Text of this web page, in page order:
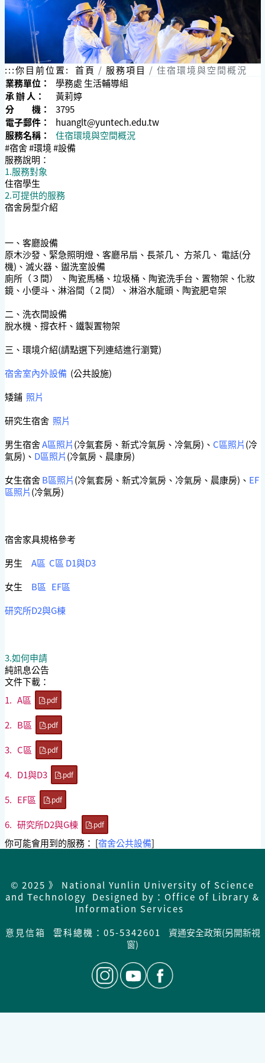
:::你目前位置: 首頁 服務項目
住宿環境與空間概況
業務單位：
學務處 生活輔導組
承 辦 人：
黃莉婷
分 機：
3795
電子郵件：
huanglt@yuntech.edu.tw
服務名稱：
住宿環境與空間概況
#宿舍 #環境 #設備
服務說明：
1.服務對象
住宿學生
2.可提供的服務
宿舍房型介紹
一、客廳設備
原木沙發、緊急照明燈、客廳吊扇、長茶几、 方茶几、 電話(分
機)、滅火器、盥洗室設備
廁所（３間） 、陶瓷馬桶、垃圾桶、陶瓷洗手台、置物架、化妝
鏡、小便斗、淋浴間（２間）、淋浴水龍頭、陶瓷肥皂架
二、洗衣間設備
脫水機、撐衣杆、鐵製置物架
三、環境介紹(請點選下列連結進行瀏覽)
宿舍室內外設備 (公共設施)
矮鋪 照片
研究生宿舍 照片
男生宿舍A區照片(冷氣套房、新式冷氣房、冷氣房)、 C區照片(冷
氣房)、 D區照片(冷氣房、晨康房)
女生宿舍B區照片(冷氣套房、新式冷氣房、冷氣房、晨康房)、 EF
區照片(冷氣房)
宿舍家具規格參考
男生 A區 C區 D1與D3
女生 B區 EF區
研究所D2與G棟
3.如何申請
純訊息公告
文件下載：
1. A區 .pdf
2. B區 .pdf
3. C區 .pdf
4. D1與D3 .pdf
5. EF區 .pdf
6. 研究所D2與G棟 .pdf
你可能會用到的服務： [宿舍公共設備]
© 2025 》 National Yunlin University of Science
and Technology Designed by：Office of Library &
Information Services
意見信箱
雲科總機：05-5342601
資通安全政策(另開新視
窗)